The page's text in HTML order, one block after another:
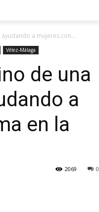
a mujeres con...
Vélez-Málaga
de una
a
en la
0
2069